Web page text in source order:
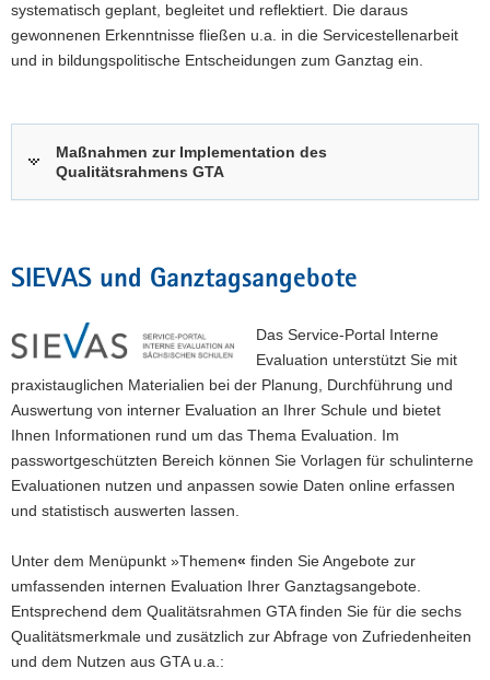
systematisch geplant, begleitet und reflektiert. Die daraus
gewonnenen Erkenntnisse fließen u.a. in die Servicestellenarbeit
und in bildungspolitische Entscheidungen zum Ganztag ein.
Maßnahmen zur Implementation des
Qualitätsrahmens GTA
SIEVAS und Ganztagsangebote
Das Service-Portal Interne
Evaluation unterstützt Sie mit
praxistauglichen Materialien bei der Planung, Durchführung und
Auswertung von interner Evaluation an Ihrer Schule und bietet
Ihnen Informationen rund um das Thema Evaluation. Im
passwortgeschützten Bereich können Sie Vorlagen für schulinterne
Evaluationen nutzen und anpassen sowie Daten online erfassen
und statistisch auswerten lassen.
Unter dem Menüpunkt »Themen« finden Sie Angebote zur
umfassenden internen Evaluation Ihrer Ganztagsangebote.
Entsprechend dem Qualitätsrahmen GTA finden Sie für die sechs
Qualitätsmerkmale und zusätzlich zur Abfrage von Zufriedenheiten
und dem Nutzen aus GTA u.a.: